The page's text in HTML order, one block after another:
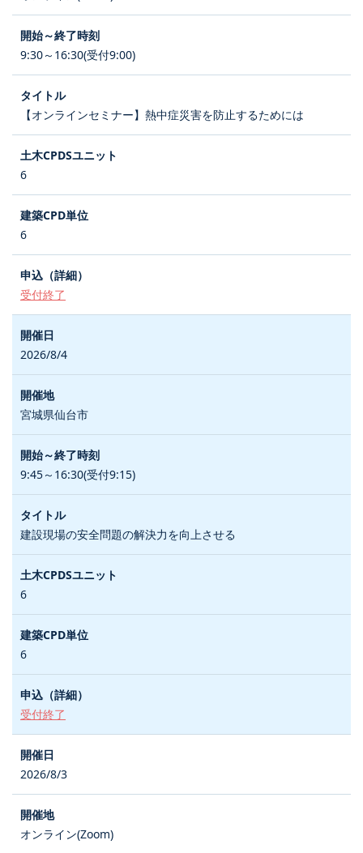
9:30～16:30(受付9:00)
【オンラインセミナー】熱中症災害を防止するためには
6
6
受付終了
2026/8/4
宮城県仙台市
9:45～16:30(受付9:15)
建設現場の安全問題の解決力を向上させる
6
6
受付終了
2026/8/3
オンライン(Zoom)